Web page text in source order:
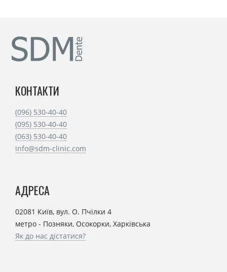
КОНТАКТИ
(096) 530-40-40
(095) 530-40-40
(063) 530-40-40
info@sdm-clinic.com
АДРЕСА
02081 Київ, вул. О. Пчілки 4
метро - Позняки, Осокорки, Харківська
Як до нас дістатися?